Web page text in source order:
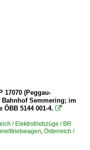
17070 (Peggau-
Bahnhof Semmering; im
5144 001-4. 
/ Elektrotriebzüge / BR
, Österreich /